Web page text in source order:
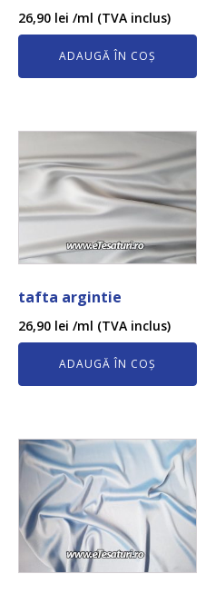
26,90 lei /ml (TVA inclus)
ADAUGĂ ÎN COȘ
tafta argintie
26,90 lei /ml (TVA inclus)
ADAUGĂ ÎN COȘ